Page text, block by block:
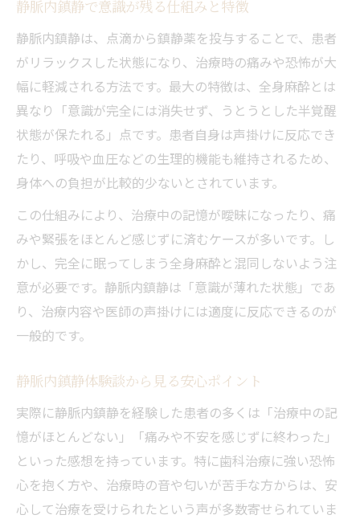
静脈内鎮静のウトウト体験と安全性の真実
静脈内鎮静のリラックス効果が生まれる理
由
治療中の意識と記憶を守る静脈内鎮静の効果
静脈内鎮静で治療中の意識を保つ仕組み
静脈内鎮静が記憶に与える影響と効果
静脈内鎮静の健忘効果とその特徴
静脈内鎮静と全身麻酔はどう違うのかを解説
静脈内鎮静と全身麻酔の意識状態の違い
静脈内鎮静と全身麻酔のリスク比較
静脈内鎮静と全身麻酔の特徴と選び方
静脈内鎮静と全身麻酔の体験談から学ぶ
記憶は本当に残る？静脈内鎮静法の現実
静脈内鎮静で記憶が残る場合とその理由
静脈内鎮静中の記憶喪失は起こるのか
静脈内鎮静と記憶の関係を実例で解説
静脈内鎮静で意識が残る仕組みと特徴
静脈内鎮静は、点滴から鎮静薬を投与することで、患者
がリラックスした状態になり、治療時の痛みや恐怖が大
幅に軽減される方法です。最大の特徴は、全身麻酔とは
異なり「意識が完全には消失せず、うとうとした半覚醒
状態が保たれる」点です。患者自身は声掛けに反応でき
たり、呼吸や血圧などの生理的機能も維持されるため、
身体への負担が比較的少ないとされています。
この仕組みにより、治療中の記憶が曖昧になったり、痛
みや緊張をほとんど感じずに済むケースが多いです。し
かし、完全に眠ってしまう全身麻酔と混同しないよう注
意が必要です。静脈内鎮静は「意識が薄れた状態」であ
り、治療内容や医師の声掛けには適度に反応できるのが
一般的です。
静脈内鎮静体験談から見る安心ポイント
実際に静脈内鎮静を経験した患者の多くは「治療中の記
憶がほとんどない」「痛みや不安を感じずに終わった」
といった感想を持っています。特に歯科治療に強い恐怖
心を抱く方や、治療時の音や匂いが苦手な方からは、安
心して治療を受けられたという声が多数寄せられていま